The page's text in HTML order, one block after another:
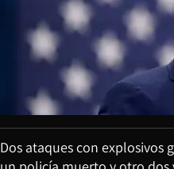
Dos ataques con explosivos